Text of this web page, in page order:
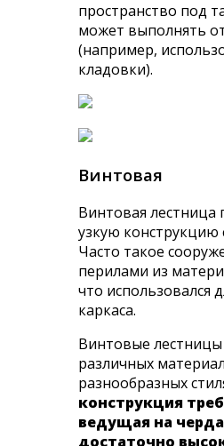
пространство под
может выполнять
(например,
кладовки).
Винтовая
Винтовая лестница
узкую
Часто такое
перилами из
что использовался
каркаса.
Винтовые
различных
разнообразных
конструкция
ведущая на
достаточно